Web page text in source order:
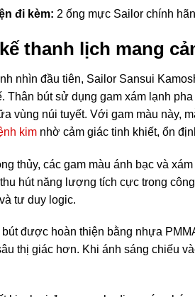
đi kèm: 2 ống mực Sailor chính
thanh lịch mang
nhìn đầu tiên, Sailor Sansui
Thân bút sử dụng gam xám lạnh
vùng núi tuyết. Với gam màu này,
kimnhờ cảm giác tinh khiết, ổn
thủy, các gam màu ánh bạc và
hút năng lượng tích cực trong
tư duy logic.
bút được hoàn thiện bằng nhựa
thị giác hơn. Khi ánh sáng chiếu